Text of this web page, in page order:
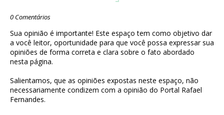
0 Comentários
Sua opinião é importante! Este espaço tem como objetivo dar
a você leitor, oportunidade para que você possa expressar sua
opiniões de forma correta e clara sobre o fato abordado
nesta página.
Salientamos, que as opiniões expostas neste espaço, não
necessariamente condizem com a opinião do Portal Rafael
Fernandes.